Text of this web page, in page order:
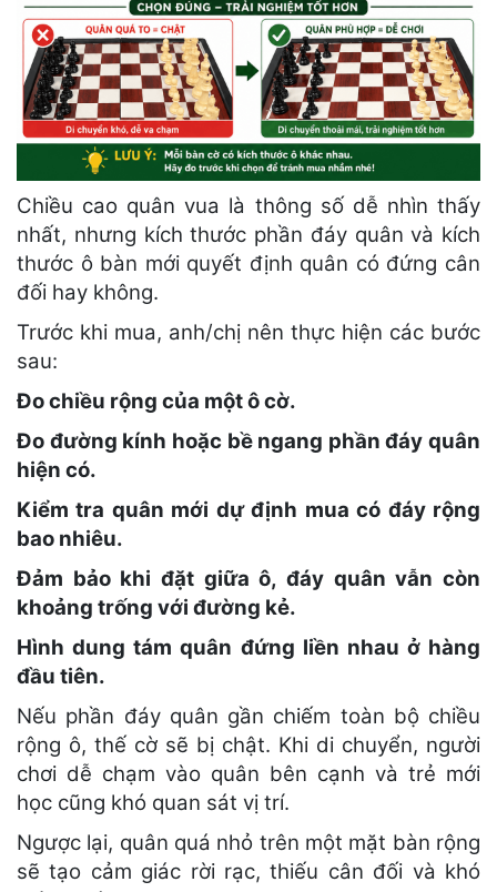
Chiều cao quân vua là thông số dễ nhìn thấy
nhất, nhưng kích thước phần đáy quân và kích
thước ô bàn mới quyết định quân có đứng cân
đối hay không.
Trước khi mua, anh/chị nên thực hiện các bước
sau:
Đo chiều rộng của một ô cờ.
Đo đường kính hoặc bề ngang phần đáy quân
hiện có.
Kiểm tra quân mới dự định mua có đáy rộng
bao nhiêu.
Đảm bảo khi đặt giữa ô, đáy quân vẫn còn
khoảng trống với đường kẻ.
Hình dung tám quân đứng liền nhau ở hàng
đầu tiên.
Nếu phần đáy quân gần chiếm toàn bộ chiều
rộng ô, thế cờ sẽ bị chật. Khi di chuyển, người
chơi dễ chạm vào quân bên cạnh và trẻ mới
học cũng khó quan sát vị trí.
Ngược lại, quân quá nhỏ trên một mặt bàn rộng
sẽ tạo cảm giác rời rạc, thiếu cân đối và khó